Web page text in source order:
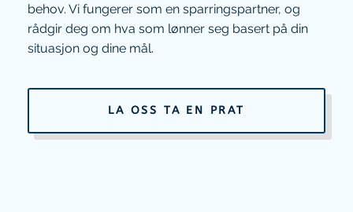
behov. Vi fungerer som en sparringspartner, og
rådgir deg om hva som lønner seg basert på din
situasjon og dine mål.
LA OSS TA EN PRAT